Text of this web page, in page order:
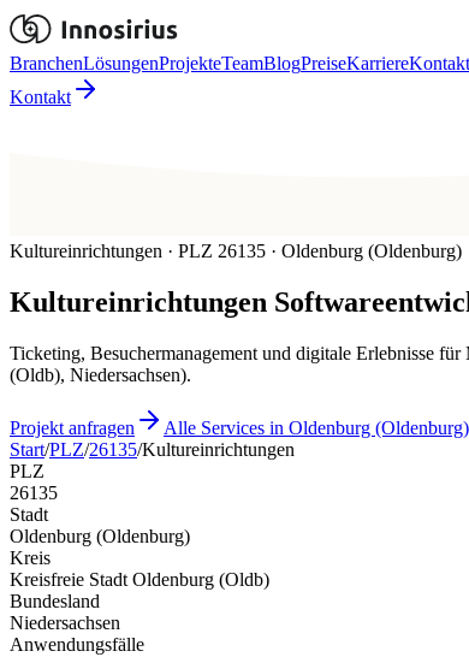
BranchenLösungenProjekteTeamBlogPreiseKarriereKontakt
Kontakt
Kultureinrichtungen · PLZ 26135 · Oldenburg (Oldenburg)
Kultureinrichtungen
Ticketing, Besuchermanagement und digitale Erlebnisse
(Oldb), Niedersachsen).
Projekt anfragen
Alle Services in Oldenburg (Oldenburg)
Start/PLZ/26135/Kultureinrichtungen
PLZ
26135
Stadt
Oldenburg (Oldenburg)
Kreis
Kreisfreie Stadt Oldenburg (Oldb)
Bundesland
Niedersachsen
Anwendungsfälle